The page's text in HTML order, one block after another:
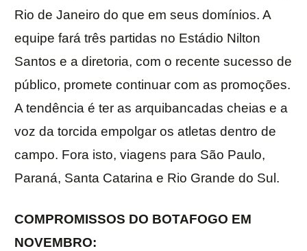
Rio de Janeiro do que em seus domínios. A
equipe fará três partidas no Estádio Nilton
Santos e a diretoria, com o recente sucesso de
público, promete continuar com as promoções.
A tendência é ter as arquibancadas cheias e a
voz da torcida empolgar os atletas dentro de
campo. Fora isto, viagens para São Paulo,
Paraná, Santa Catarina e Rio Grande do Sul.
COMPROMISSOS DO BOTAFOGO EM
NOVEMBRO: